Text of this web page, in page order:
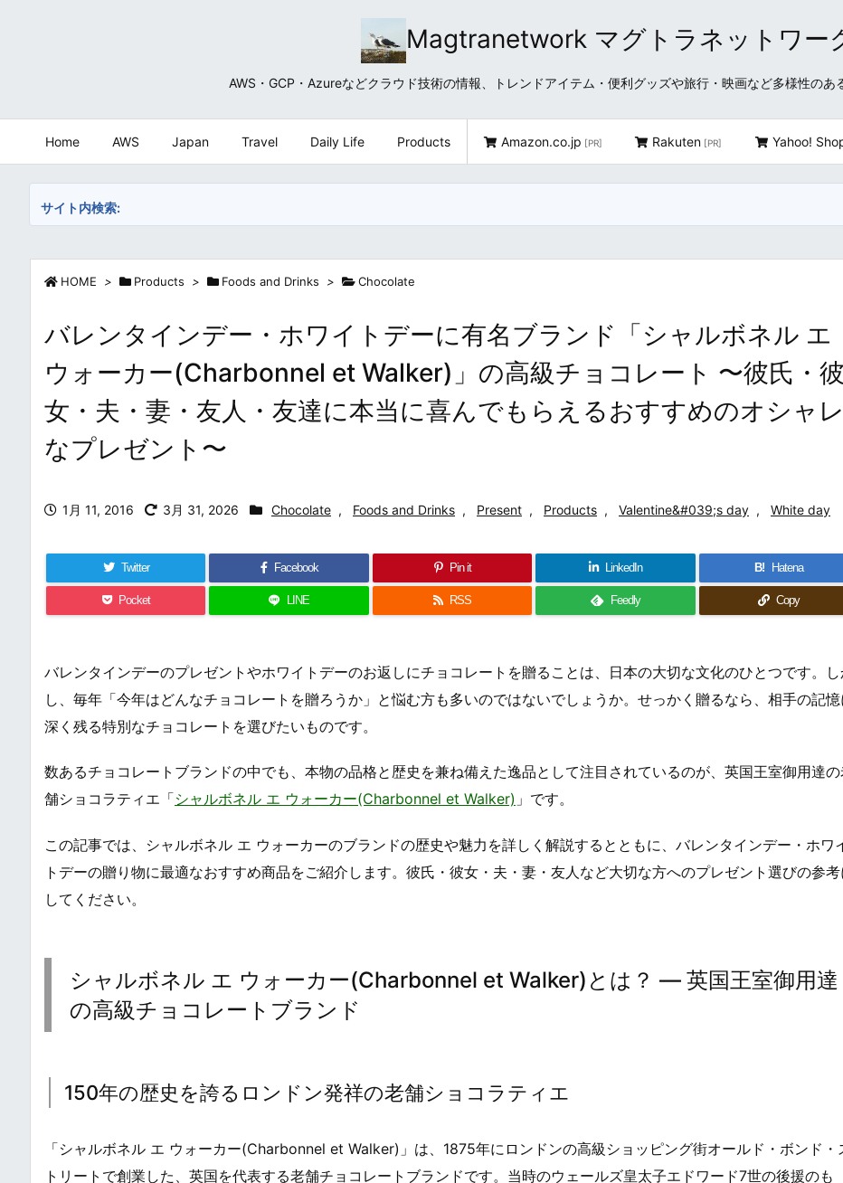
Magtranetwork マグトラネットワー
AWS・GCP・Azureなどクラウド技術の情報、トレンドアイテム・便利グッズや旅行・映画など多様性のあ
Home AWS Japan Travel Daily Life Products Amazon.co.jp [PR] Rakuten [PR] Yahoo!
サイト内検索:
HOME > Products > Foods and Drinks > Chocolate
バレンタインデー・ホワイトデーに有名ブランド「シャルボネル エ
ウォーカー(Charbonnel et Walker)」の高級チョコレート 〜彼氏・彼
女・夫・妻・友人・友達に本当に喜んでもらえるおすすめのオシャレ
なプレゼント〜
1月 11, 2016 3月 31, 2026 Chocolate , Foods and Drinks , Present , Products , Valentine&#039;s day , White day
Twitter Facebook Pin it LinkedIn B! Hatena
Pocket LINE RSS Feedly Copy
バレンタインデーのプレゼントやホワイトデーのお返しにチョコレートを贈ることは、日本の大切な文化のひとつです。
し、毎年「今年はどんなチョコレートを贈ろうか」と悩む方も多いのではないでしょうか。せっかく贈るなら、相手の記憶
深く残る特別なチョコレートを選びたいものです。
数あるチョコレートブランドの中でも、本物の品格と歴史を兼ね備えた逸品として注目されているのが、英国王室御用達
舗ショコラティエ「シャルボネル エ ウォーカー(Charbonnel et Walker) 」です。
この記事では、シャルボネル エ ウォーカーのブランドの歴史や魅力を詳しく解説するとともに、バレンタインデー・ホワ
トデーの贈り物に最適なおすすめ商品をご紹介します。彼氏・彼女・夫・妻・友人など大切な方へのプレゼント選びの参考
してください。
シャルボネル エ ウォーカー(Charbonnel et Walker)とは？ ― 英国王室御用達
の高級チョコレートブランド
150年の歴史を誇るロンドン発祥の老舗ショコラティエ
「シャルボネル エ ウォーカー(Charbonnel et Walker)」は、1875年にロンドンの高級ショッピング街オールド・ボンド・
トリートで創業した、英国を代表する老舗チョコレートブランドです。当時のウェールズ皇太子エドワード7世の後援のも